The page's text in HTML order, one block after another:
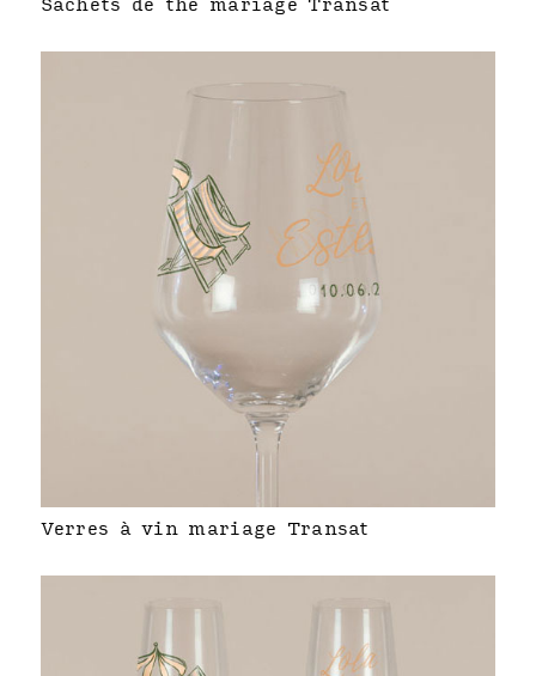
Sachets de thé mariage Transat
Verres à vin mariage Transat